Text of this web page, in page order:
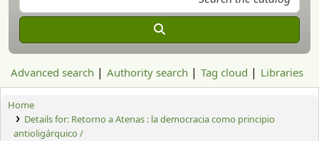
Advanced search Authority search Tag cloud Libraries
Home
Details for: Retorno a Atenas : la democracia como principio
antioligárquico /